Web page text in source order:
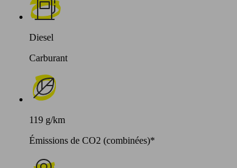
Diesel
Carburant
119 g/km
Émissions de CO2 (combinées)*